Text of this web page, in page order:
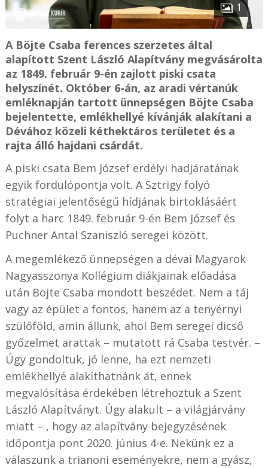
1
A Böjte Csaba ferences szerzetes által
alapított Szent László Alapítvány megvásárolta
az 1849. február 9-én zajlott piski csata
helyszínét. Október 6-án, az aradi vértanúk
emléknapján tartott ünnepségen Böjte Csaba
bejelentette, emlékhellyé kívánják alakítani a
Dévához közeli kéthektáros területet és a
rajta álló hajdani csárdát.
A piski csata Bem József erdélyi hadjáratának
egyik fordulópontja volt. A Sztrigy folyó
stratégiai jelentőségű hídjának birtoklásáért
folyt a harc 1849. február 9-én Bem József és
Puchner Antal Szaniszló seregei között.
A megemlékező ünnepségen a dévai Magyarok
Nagyasszonya Kollégium diákjainak előadása
után Böjte Csaba mondott beszédet. Nem a táj
vagy az épület a fontos, hanem az a tenyérnyi
szülőföld, amin állunk, ahol Bem seregei dicső
győzelmet arattak – mutatott rá Csaba testvér. –
Úgy gondoltuk, jó lenne, ha ezt nemzeti
emlékhellyé alakíthatnánk át, ennek
megvalósítása érdekében létrehoztuk a Szent
László Alapítványt. Úgy alakult – a világjárvány
miatt – , hogy az alapítvány bejegyzésének
időpontja pont 2020. június 4-e. Nekünk ez a
válaszunk a trianoni eseményekre, nem a gyász,